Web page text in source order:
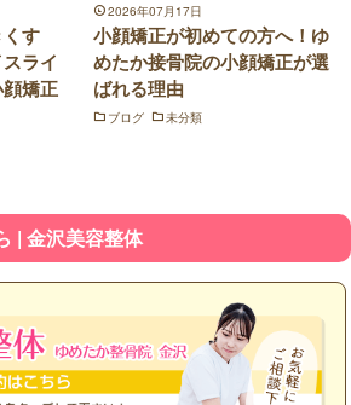
す
ライ
矯正
2026年07月17日
小顔矯正が初めての方へ！ゆ
めたか接骨院の小顔矯正が選
ばれる理由
ブログ 未分類
| 金沢美容整体